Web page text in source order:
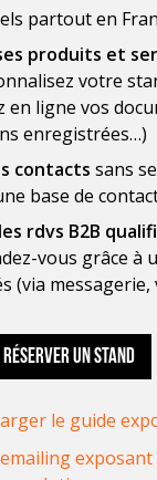
partout en
produits et
votre
en ligne vos
enregistrées…)
contacts sans
base de
rdvs B2B
vous grâce à
(via messagerie,
Réserver un stand
le guide